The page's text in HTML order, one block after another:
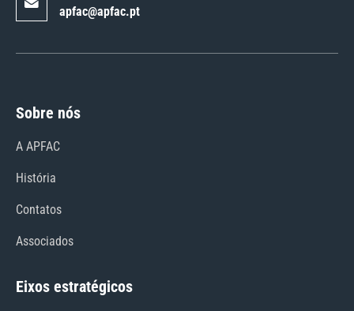
apfac@apfac.pt
Sobre nós
A APFAC
História
Contatos
Associados
Eixos estratégicos